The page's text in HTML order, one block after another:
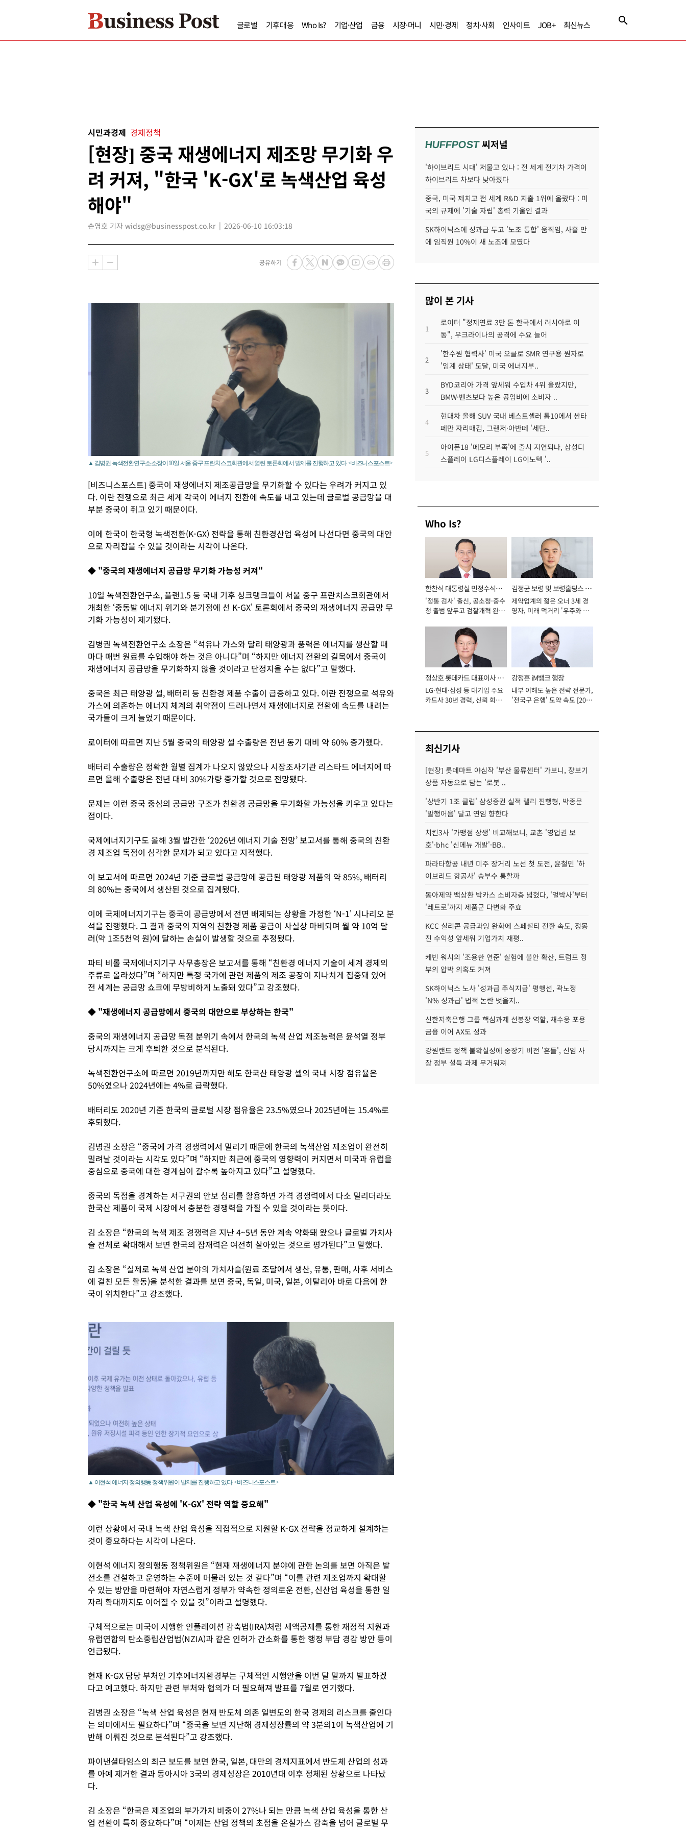
글로벌 기후대응 Who Is? 기업·산업 금융 시장·머니 시민·경제 정치·사회 인사이트 JOB+ 최신뉴스
시민과경제 경제정책
[현장] 중국 재생에너지 제조망 무기화 우
려 커져, "한국 'K-GX'로 녹색산업 육성
해야"
손영호 기자 widsg@businesspost.co.kr 2026-06-10 16:03:18
공유하기
▲ 김병권 녹색전환연구소 소장이 10일 서울 중구 프란치스코회관에서 열린 토론회에서 발제를 진행하고 있다. <비즈니스포스트>
[비즈니스포스트] 중국이 재생에너지 제조공급망을 무기화할 수 있다는 우려가 커지고 있
다. 이란 전쟁으로 최근 세계 각국이 에너지 전환에 속도를 내고 있는데 글로벌 공급망을 대
부분 중국이 쥐고 있기 때문이다.
이에 한국이 한국형 녹색전환(K-GX) 전략을 통해 친환경산업 육성에 나선다면 중국의 대안
으로 자리잡을 수 있을 것이라는 시각이 나온다.
◆ "중국의 재생에너지 공급망 무기화 가능성 커져"
10일 녹색전환연구소, 플랜1.5 등 국내 기후 싱크탱크들이 서울 중구 프란치스코회관에서
개최한 ‘중동발 에너지 위기와 분기점에 선 K-GX' 토론회에서 중국의 재생에너지 공급망 무
기화 가능성이 제기됐다.
김병권 녹색전환연구소 소장은 “석유나 가스와 달리 태양광과 풍력은 에너지를 생산할 때
마다 매번 원료를 수입해야 하는 것은 아니다”며 “하지만 에너지 전환의 길목에서 중국이
재생에너지 공급망을 무기화하지 않을 것이라고 단정지을 수는 없다”고 말했다.
중국은 최근 태양광 셀, 배터리 등 친환경 제품 수출이 급증하고 있다. 이란 전쟁으로 석유와
가스에 의존하는 에너지 체계의 취약점이 드러나면서 재생에너지로 전환에 속도를 내려는
국가들이 크게 늘었기 때문이다.
로이터에 따르면 지난 5월 중국의 태양광 셀 수출량은 전년 동기 대비 약 60% 증가했다.
배터리 수출량은 정확한 월별 집계가 나오지 않았으나 시장조사기관 리스타드 에너지에 따
르면 올해 수출량은 전년 대비 30%가량 증가할 것으로 전망됐다.
문제는 이런 중국 중심의 공급망 구조가 친환경 공급망을 무기화할 가능성을 키우고 있다는
점이다.
국제에너지기구도 올해 3월 발간한 ‘2026년 에너지 기술 전망’ 보고서를 통해 중국의 친환
경 제조업 독점이 심각한 문제가 되고 있다고 지적했다.
이 보고서에 따르면 2024년 기준 글로벌 공급망에 공급된 태양광 제품의 약 85%, 배터리
의 80%는 중국에서 생산된 것으로 집계됐다.
이에 국제에너지기구는 중국이 공급망에서 전면 배제되는 상황을 가정한 ‘N-1' 시나리오 분
석을 진행했다. 그 결과 중국외 지역의 친환경 제품 공급이 사실상 마비되며 월 약 10억 달
러(약 1조5천억 원)에 달하는 손실이 발생할 것으로 추정됐다.
파티 비롤 국제에너지기구 사무총장은 보고서를 통해 “친환경 에너지 기술이 세계 경제의
주류로 올라섰다”며 “하지만 특정 국가에 관련 제품의 제조 공장이 지나치게 집중돼 있어
전 세계는 공급망 쇼크에 무방비하게 노출돼 있다”고 강조했다.
◆ "재생에너지 공급망에서 중국의 대안으로 부상하는 한국"
중국의 재생에너지 공급망 독점 분위기 속에서 한국의 녹색 산업 제조능력은 윤석열 정부
당시까지는 크게 후퇴한 것으로 분석된다.
녹색전환연구소에 따르면 2019년까지만 해도 한국산 태양광 셀의 국내 시장 점유율은
50%였으나 2024년에는 4%로 급락했다.
배터리도 2020년 기준 한국의 글로벌 시장 점유율은 23.5%였으나 2025년에는 15.4%로
후퇴했다.
김병권 소장은 “중국에 가격 경쟁력에서 밀리기 때문에 한국의 녹색산업 제조업이 완전히
밀려날 것이라는 시각도 있다”며 “하지만 최근에 중국의 영향력이 커지면서 미국과 유럽을
중심으로 중국에 대한 경계심이 갈수록 높아지고 있다”고 설명했다.
중국의 독점을 경계하는 서구권의 안보 심리를 활용하면 가격 경쟁력에서 다소 밀리더라도
한국산 제품이 국제 시장에서 충분한 경쟁력을 가질 수 있을 것이라는 뜻이다.
김 소장은 “한국의 녹색 제조 경쟁력은 지난 4~5년 동안 계속 약화돼 왔으나 글로벌 가치사
슬 전체로 확대해서 보면 한국의 잠재력은 여전히 살아있는 것으로 평가된다”고 말했다.
김 소장은 “실제로 녹색 산업 분야의 가치사슬(원료 조달에서 생산, 유통, 판매, 사후 서비스
에 걸친 모든 활동)을 분석한 결과를 보면 중국, 독일, 미국, 일본, 이탈리아 바로 다음에 한
국이 위치한다”고 강조했다.
▲ 이현석 에너지 정의행동 정책위원이 발제를 진행하고 있다. <비즈니스포스트>
◆ "한국 녹색 산업 육성에 'K-GX' 전략 역할 중요해"
이런 상황에서 국내 녹색 산업 육성을 직접적으로 지원할 K-GX 전략을 정교하게 설계하는
것이 중요하다는 시각이 나온다.
이현석 에너지 정의행동 정책위원은 “현재 재생에너지 분야에 관한 논의를 보면 아직은 발
전소를 건설하고 운영하는 수준에 머물러 있는 것 같다”며 “이를 관련 제조업까지 확대할
수 있는 방안을 마련해야 자연스럽게 정부가 약속한 정의로운 전환, 신산업 육성을 통한 일
자리 확대까지도 이어질 수 있을 것”이라고 설명했다.
구체적으로는 미국이 시행한 인플레이션 감축법(IRA)처럼 세액공제를 통한 재정적 지원과
유럽연합의 탄소중립산업법(NZIA)과 같은 인허가 간소화를 통한 행정 부담 경감 방안 등이
언급됐다.
현재 K-GX 담당 부처인 기후에너지환경부는 구체적인 시행안을 이번 달 말까지 발표하겠
다고 예고했다. 하지만 관련 부처와 협의가 더 필요해져 발표를 7월로 연기했다.
김병권 소장은 “녹색 산업 육성은 현재 반도체 의존 일변도의 한국 경제의 리스크를 줄인다
는 의미에서도 필요하다”며 “중국을 보면 지난해 경제성장률의 약 3분의1이 녹색산업에 기
반해 이뤄진 것으로 분석된다”고 강조했다.
파이낸셜타임스의 최근 보도를 보면 한국, 일본, 대만의 경제지표에서 반도체 산업의 성과
를 아예 제거한 결과 동아시아 3국의 경제성장은 2010년대 이후 정체된 상황으로 나타났
다.
김 소장은 “한국은 제조업의 부가가치 비중이 27%나 되는 만큼 녹색 산업 육성을 통한 산
업 전환이 특히 중요하다”며 “이제는 산업 정책의 초점을 온실가스 감축을 넘어 글로벌 무
HUFFPOST씨저널
'하이브리드 시대' 저물고 있나 : 전 세계 전기차 가격이
하이브리드 차보다 낮아졌다
중국, 미국 제치고 전 세계 R&D 지출 1위에 올랐다 : 미
국의 규제에 '기술 자립' 총력 기울인 결과
SK하이닉스에 성과급 두고 '노조 통합' 움직임, 사흘 만
에 임직원 10%이 새 노조에 모였다
많이 본 기사
1
로이터 "정제연료 3만 톤 한국에서 러시아로 이
동", 우크라이나의 공격에 수요 늘어
2
'한수원 협력사' 미국 오클로 SMR 연구용 원자로
'임계 상태' 도달, 미국 에너지부..
3
BYD코리아 가격 앞세워 수입차 4위 올랐지만,
BMW·벤츠보다 높은 공임비에 소비자 ..
4
현대차 올해 SUV 국내 베스트셀러 톱10에서 싼타
페만 자리매김, 그랜저·아반떼 '세단..
5
아이폰18 '메모리 부족'에 출시 지연되나, 삼성디
스플레이 LG디스플레이 LG이노텍 '..
Who Is?
한찬식 대통령실 민정수석비
서관
'정통 검사' 출신, 공소청·중수
청 출범 앞두고 검찰개혁 완수
김정균 보령 및 보령홀딩스 대
표이사 사장
제약업계의 젊은 오너 3세 경
영자, 미래 먹거리 '우주와 헬
정상호 롯데카드 대표이사 사
장
LG·현대·삼성 등 대기업 주요
카드사 30년 경력, 신뢰 회복
강정훈 iM뱅크 행장
내부 이해도 높은 전략 전문가,
'전국구 은행' 도약 속도 [2026
최신기사
[현장] 롯데마트 야심작 '부산 물류센터' 가보니, 장보기
상품 자동으로 담는 '로봇 ..
'상반기 1조 클럽' 삼성증권 실적 랠리 진행형, 박종문
'발행어음' 달고 연임 향한다
치킨3사 '가맹점 상생' 비교해보니, 교촌 '영업권 보
호'·bhc '신메뉴 개발'·BB..
파라타항공 내년 미주 장거리 노선 첫 도전, 윤철민 '하
이브리드 항공사' 승부수 통할까
동아제약 백상환 박카스 소비자층 넓혔다, '얼박사'부터
'레트로'까지 제품군 다변화 주효
KCC 실리콘 공급과잉 완화에 스페셜티 전환 속도, 정몽
진 수익성 앞세워 기업가치 재평..
케빈 워시의 '조용한 연준' 실험에 불안 확산, 트럼프 정
부의 압박 의혹도 커져
SK하이닉스 노사 '성과급 주식지급' 평행선, 곽노정
'N% 성과급' 법적 논란 벗을지..
신한저축은행 그룹 핵심과제 선봉장 역할, 채수웅 포용
금융 이어 AX도 성과
강원랜드 정책 불확실성에 중장기 비전 '흔들', 신임 사
장 정부 설득 과제 무거워져